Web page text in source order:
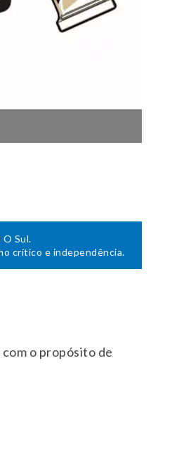
Sul.
crítico e independência.
o propósito de